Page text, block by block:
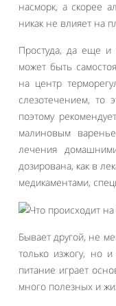
насморк, а скорее
никак не влияет на
Простуда, да еще и
может быть
на центр
слезотечением, то
поэтому
малиновым
лечения
дозирована, как в
медикаментами,
Бывает другой, не
только изжогу, но
питание играет
много полезных и